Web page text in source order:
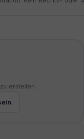
erstellen.